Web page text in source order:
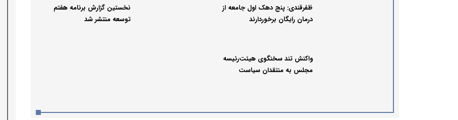
ظفرقندی: پنج دهک اول جامعه از
درمان رایگان برخوردارند
نخستین گزارش برنامه هفتم
توسعه منتشر شد
واکنش تند سخنگوی هیئت‌رئیسه
مجلس به منتقدان سیاست